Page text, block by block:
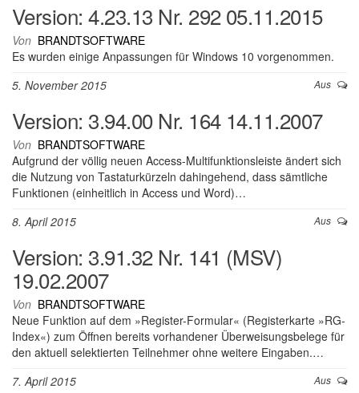
Version: 4.23.13 Nr. 292 05.11.2015
Von BRANDTSOFTWARE
Es wurden einige Anpassungen für Windows 10 vorgenommen.
5. November 2015
Aus
Version: 3.94.00 Nr. 164 14.11.2007
Von BRANDTSOFTWARE
Aufgrund der völlig neuen Access-Multifunktionsleiste ändert sich
die Nutzung von Tastaturkürzeln dahingehend, dass sämtliche
Funktionen (einheitlich in Access und Word)…
8. April 2015
Aus
Version: 3.91.32 Nr. 141 (MSV)
19.02.2007
Von BRANDTSOFTWARE
Neue Funktion auf dem »Register-Formular« (Registerkarte »RG-
Index«) zum Öffnen bereits vorhandener Überweisungsbelege für
den aktuell selektierten Teilnehmer ohne weitere Eingaben.…
7. April 2015
Aus